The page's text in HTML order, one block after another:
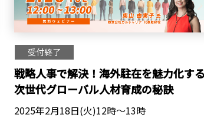
受付終了
戦略人事で解決！海外駐在を魅力化する
次世代グローバル人材育成の秘訣
2025年2月18日(火)12時～13時